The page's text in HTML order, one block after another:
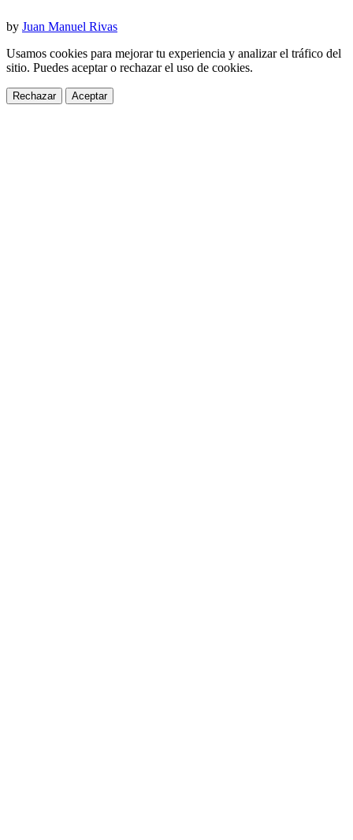
by Juan Manuel Rivas
Usamos cookies para mejorar tu experiencia y analizar el tráfico del
sitio. Puedes aceptar o rechazar el uso de cookies.
Rechazar Aceptar